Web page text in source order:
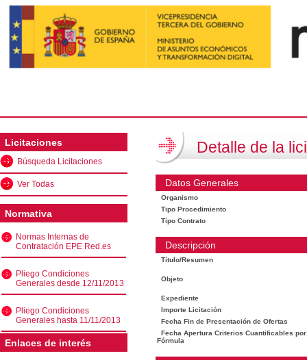
Licitaciones
Búsqueda Licitaciones
Ver Todas
Normativa
Normas Internas de
Contratación EPE Red.es
Pliego Condiciones
Generales desde 12/11/2013
Pliego Condiciones
Generales hasta 11/11/2013
Enlaces de interés
Detalle de la
Datos Generales
Organismo
Tipo Procedimiento
Tipo Contrato
Descripción
Título/Resumen
Objeto
Expediente
Importe Licitación
Fecha Fin de Presentación de Ofertas
Fecha Apertura Criterios Cuantificables por
Fórmula